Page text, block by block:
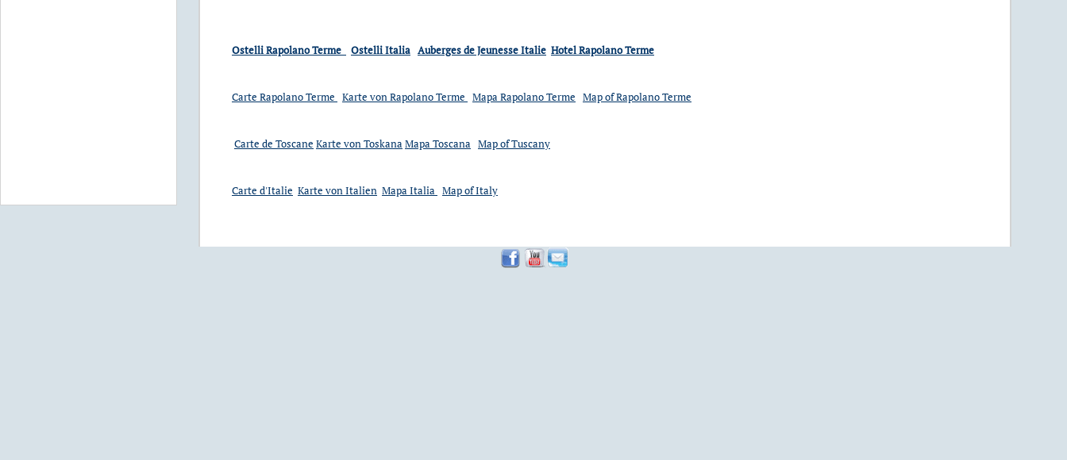
Ostelli Rapolano Terme Ostelli Italia Auberges de Jeunesse Italie Hotel Rapolano Terme
Carte Rapolano Terme Karte von Rapolano Terme Mapa Rapolano Terme Map of Rapolano Terme
Carte de Toscane Karte von ToskanaMapa Toscana Map of Tuscany
Carte d'Italie Karte von Italien Mapa Italia Map of Italy